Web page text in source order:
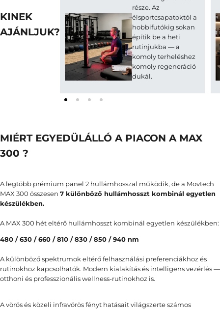
KINEK
AJÁNLJUK?
része. Az
élsportcsapatoktól a
hobbifutókig sokan
építik be a heti
rutinjukba — a
komoly terheléshez
komoly regeneráció
dukál.
MIÉRT EGYEDÜLÁLLÓ A PIACON A MAX
300 ?
A legtöbb prémium panel 2 hullámhosszal működik, de a Movtech
MAX 300 összesen 7 különböző hullámhosszt kombinál egyetlen
készülékben.
A MAX 300 hét eltérő hullámhosszt kombinál egyetlen készülékben:
480 / 630 / 660 / 810 / 830 / 850 / 940 nm
A különböző spektrumok eltérő felhasználási preferenciákhoz és
rutinokhoz kapcsolhatók. Modern kialakítás és intelligens vezérlés —
otthoni és professzionális wellness-rutinokhoz is.
A vörös és közeli infravörös fényt hatásait világszerte számos